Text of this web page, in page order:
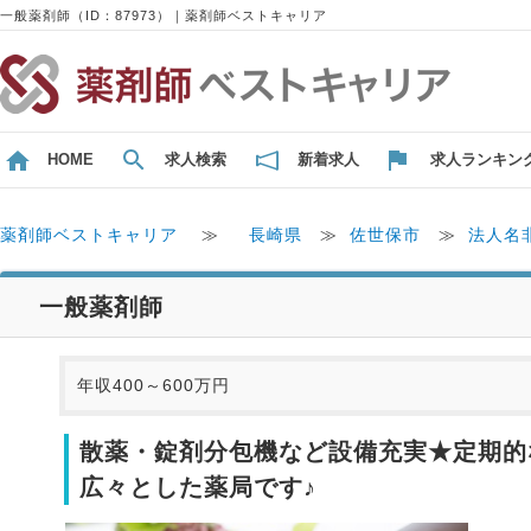
一般薬剤師（ID：87973）｜薬剤師ベストキャリア
HOME 求人検索 新着求人 求人ランキン
薬剤師ベストキャリア ≫ 長崎県 ≫ 佐世保市 ≫ 法人名
一般薬剤師
年収400～600万円
散薬・錠剤分包機など設備充実★定期
広々とした薬局です♪